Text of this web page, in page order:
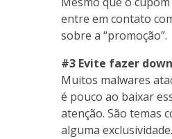
entre em contato
sobre a “promoção”.
#3 Evite fazer
Muitos malwares
é pouco ao baixar
atenção. São temas
alguma exclusividade.